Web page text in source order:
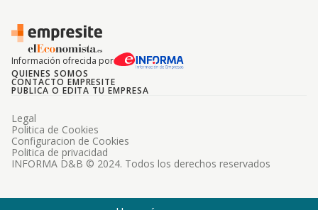
Información ofrecida por
QUIENES SOMOS
CONTACTO EMPRESITE
PUBLICA O EDITA TU EMPRESA
INFORMA D&B © 2024. Todos los derechos reservados
Legal
Politica de Cookies
Configuracion de Cookies
Politica de privacidad